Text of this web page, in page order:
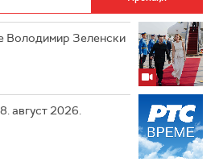
Володимир Зеленски
август 2026.